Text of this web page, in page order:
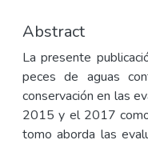
Abstract
La presente
peces de aguas
conservación en las
2015 y el 2017
tomo aborda las